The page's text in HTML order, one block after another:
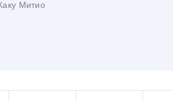
Митио